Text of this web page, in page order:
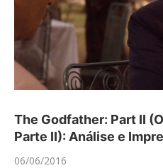
The Godfather: Part II
Parte II): Análise e
06/06/2016